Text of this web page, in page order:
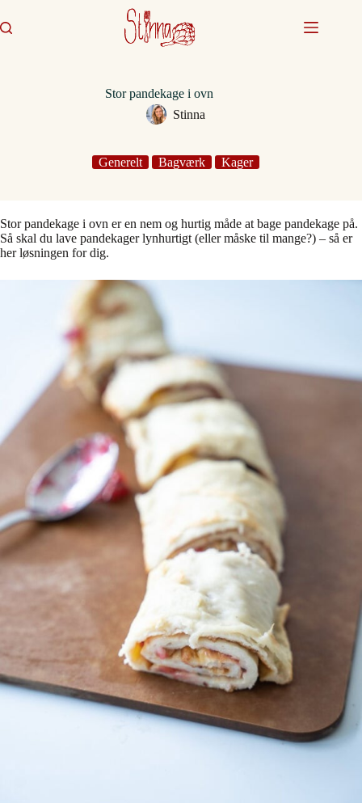
til
indhold
Stor pandekage i ovn
Stinna
Generelt Bagværk Kager
Stor pandekage i ovn er en nem og hurtig måde at bage pandekage på.
Så skal du lave pandekager lynhurtigt (eller måske til mange?) – så er
her løsningen for dig.